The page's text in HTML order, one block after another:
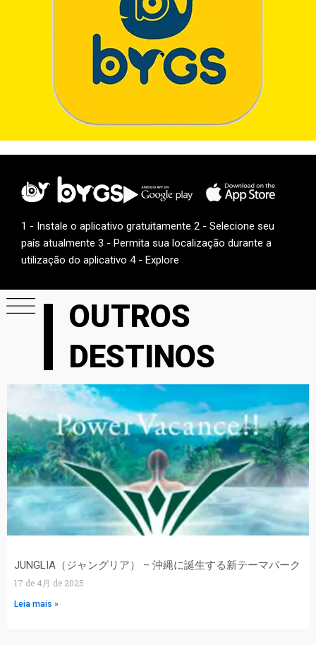
1 - Instale o aplicativo gratuitamente 2 - Selecione seu
país atualmente 3 - Permita sua localização durante a
utilização do aplicativo 4 - Explore
OUTROS
DESTINOS
JUNGLIA（ジャングリア） – 沖縄に誕生する新テーマパーク
17 de 4月 de 2025
Leia mais »